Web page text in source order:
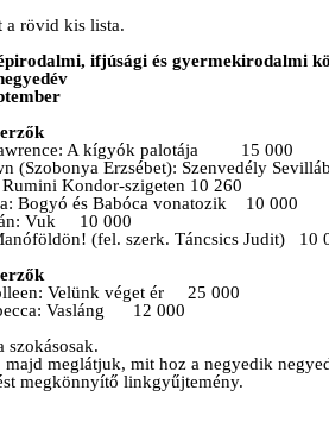
a rövid kis lista.
ifjúsági és gyermekirodalmi
A kígyók palotája 15 000
(Szobonya Erzsébet): Szenvedély
Kondor-szigeten 10 260
Bogyó és Babóca vonatozik 10 000
Vuk 10 000
(fel. szerk. Táncsics Judit) 10
Velünk véget ér 25 000
Vasláng 12 000
szokásosak.
majd meglátjuk, mit hoz a negyedik
megkönnyítő linkgyűjtemény.